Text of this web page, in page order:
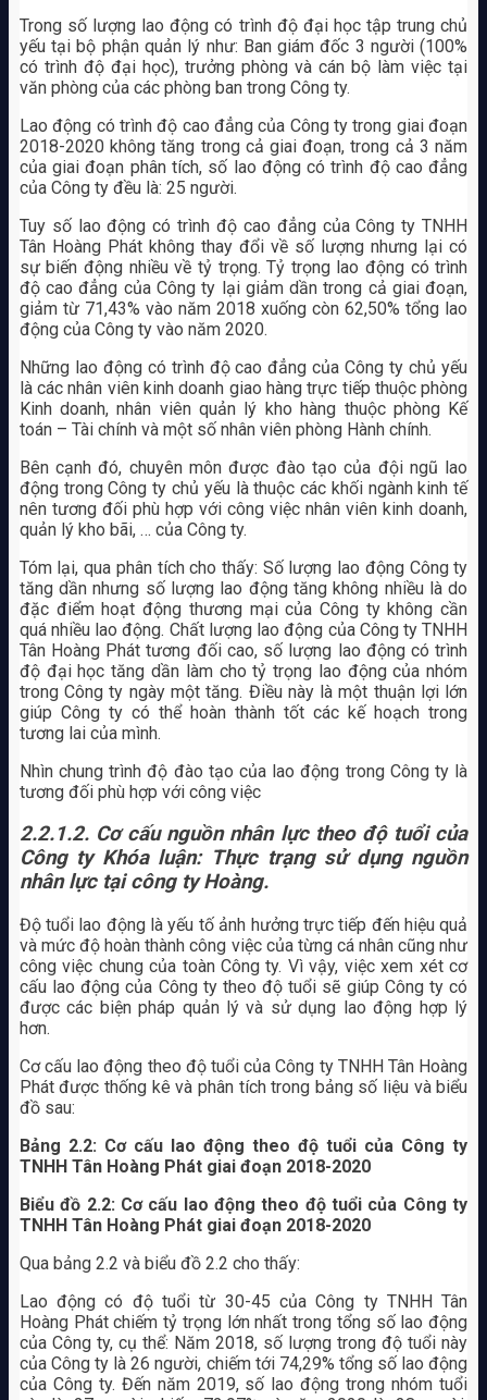
Trong số lượng lao động có trình độ đại học tập trung chủ
yếu tại bộ phận quản lý như: Ban giám đốc 3 người (100%
có trình độ đại học), trưởng phòng và cán bộ làm việc tại
văn phòng của các phòng ban trong Công ty.
Lao động có trình độ cao đẳng của Công ty trong giai đoạn
2018-2020 không tăng trong cả giai đoạn, trong cả 3 năm
của giai đoạn phân tích, số lao động có trình độ cao đẳng
của Công ty đều là: 25 người.
Tuy số lao động có trình độ cao đẳng của Công ty TNHH
Tân Hoàng Phát không thay đổi về số lượng nhưng lại có
sự biến động nhiều về tỷ trọng. Tỷ trọng lao động có trình
độ cao đẳng của Công ty lại giảm dần trong cả giai đoạn,
giảm từ 71,43% vào năm 2018 xuống còn 62,50% tổng lao
động của Công ty vào năm 2020.
Những lao động có trình độ cao đẳng của Công ty chủ yếu
là các nhân viên kinh doanh giao hàng trực tiếp thuộc phòng
Kinh doanh, nhân viên quản lý kho hàng thuộc phòng Kế
toán – Tài chính và một số nhân viên phòng Hành chính.
Bên cạnh đó, chuyên môn được đào tạo của đội ngũ lao
động trong Công ty chủ yếu là thuộc các khối ngành kinh tế
nên tương đối phù hợp với công việc nhân viên kinh doanh,
quản lý kho bãi, … của Công ty.
Tóm lại, qua phân tích cho thấy: Số lượng lao động Công ty
tăng dần nhưng số lượng lao động tăng không nhiều là do
đặc điểm hoạt động thương mại của Công ty không cần
quá nhiều lao động. Chất lượng lao động của Công ty TNHH
Tân Hoàng Phát tương đối cao, số lượng lao động có trình
độ đại học tăng dần làm cho tỷ trọng lao động của nhóm
trong Công ty ngày một tăng. Điều này là một thuận lợi lớn
giúp Công ty có thể hoàn thành tốt các kế hoạch trong
tương lai của mình.
Nhìn chung trình độ đào tạo của lao động trong Công ty là
tương đối phù hợp với công việc
2.2.1.2. Cơ cấu nguồn nhân lực theo độ tuổi của
Công ty Khóa luận: Thực trạng sử dụng nguồn
nhân lực tại công ty Hoàng.
Độ tuổi lao động là yếu tố ảnh hưởng trực tiếp đến hiệu quả
và mức độ hoàn thành công việc của từng cá nhân cũng như
công việc chung của toàn Công ty. Vì vậy, việc xem xét cơ
cấu lao động của Công ty theo độ tuổi sẽ giúp Công ty có
được các biện pháp quản lý và sử dụng lao động hợp lý
hơn.
Cơ cấu lao động theo độ tuổi của Công ty TNHH Tân Hoàng
Phát được thống kê và phân tích trong bảng số liệu và biểu
đồ sau:
Bảng 2.2: Cơ cấu lao động theo độ tuổi của Công ty
TNHH Tân Hoàng Phát giai đoạn 2018-2020
Biểu đồ 2.2: Cơ cấu lao động theo độ tuổi của Công ty
TNHH Tân Hoàng Phát giai đoạn 2018-2020
Qua bảng 2.2 và biểu đồ 2.2 cho thấy:
Lao động có độ tuổi từ 30-45 của Công ty TNHH Tân
Hoàng Phát chiếm tỷ trọng lớn nhất trong tổng số lao động
của Công ty, cụ thể: Năm 2018, số lượng trong độ tuổi này
của Công ty là 26 người, chiếm tới 74,29% tổng số lao động
của Công ty. Đến năm 2019, số lao động trong nhóm tuổi